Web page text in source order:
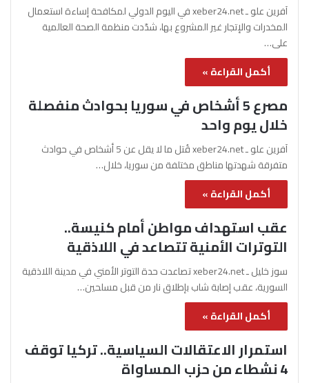
آفرين علو ـ xeber24.net في اليوم الدولي لمكافحة إساءة استعمال
المخدرات والإتجار غير المشروع بها، شدّدت منظمة الصحة العالمية
على…
أكمل القراءة »
مصرع 5 أشخاص في سوريا بحوادث منفصلة
خلال يوم واحد
آفرين علو ـ xeber24.net قُتل ما لا يقل عن 5 أشخاص في حوادث
متفرقة شهدتها مناطق مختلفة من سوريا، خلال…
أكمل القراءة »
عقب استهداف مواطن أمام كنيسة..
التوترات الأمنية تتصاعد في اللاذقية
سوز خليل ـ xeber24.net تصاعدت حدة التوتر الأمني في مدينة اللاذقية
السورية، عقب إصابة شاب بإطلاق نار من قبل مسلحين…
أكمل القراءة »
استمرار الاعتقالات السياسية.. تركيا توقف
4 نشطاء من حزب المساواة